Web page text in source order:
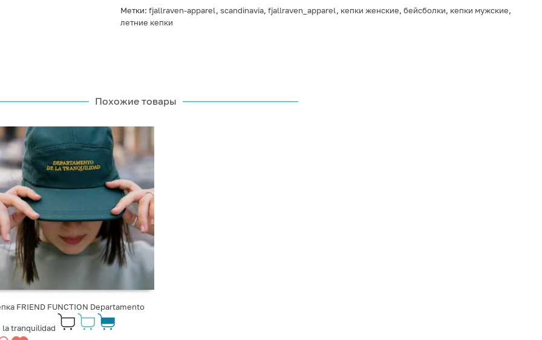
Метки: fjallraven-apparel, scandinavia, fjallraven_apparel, кепки женские, бейсболки, кепки мужские,
летние кепки
Похожие товары
FRIEND FUNCTION Departamento
la tranquilidad